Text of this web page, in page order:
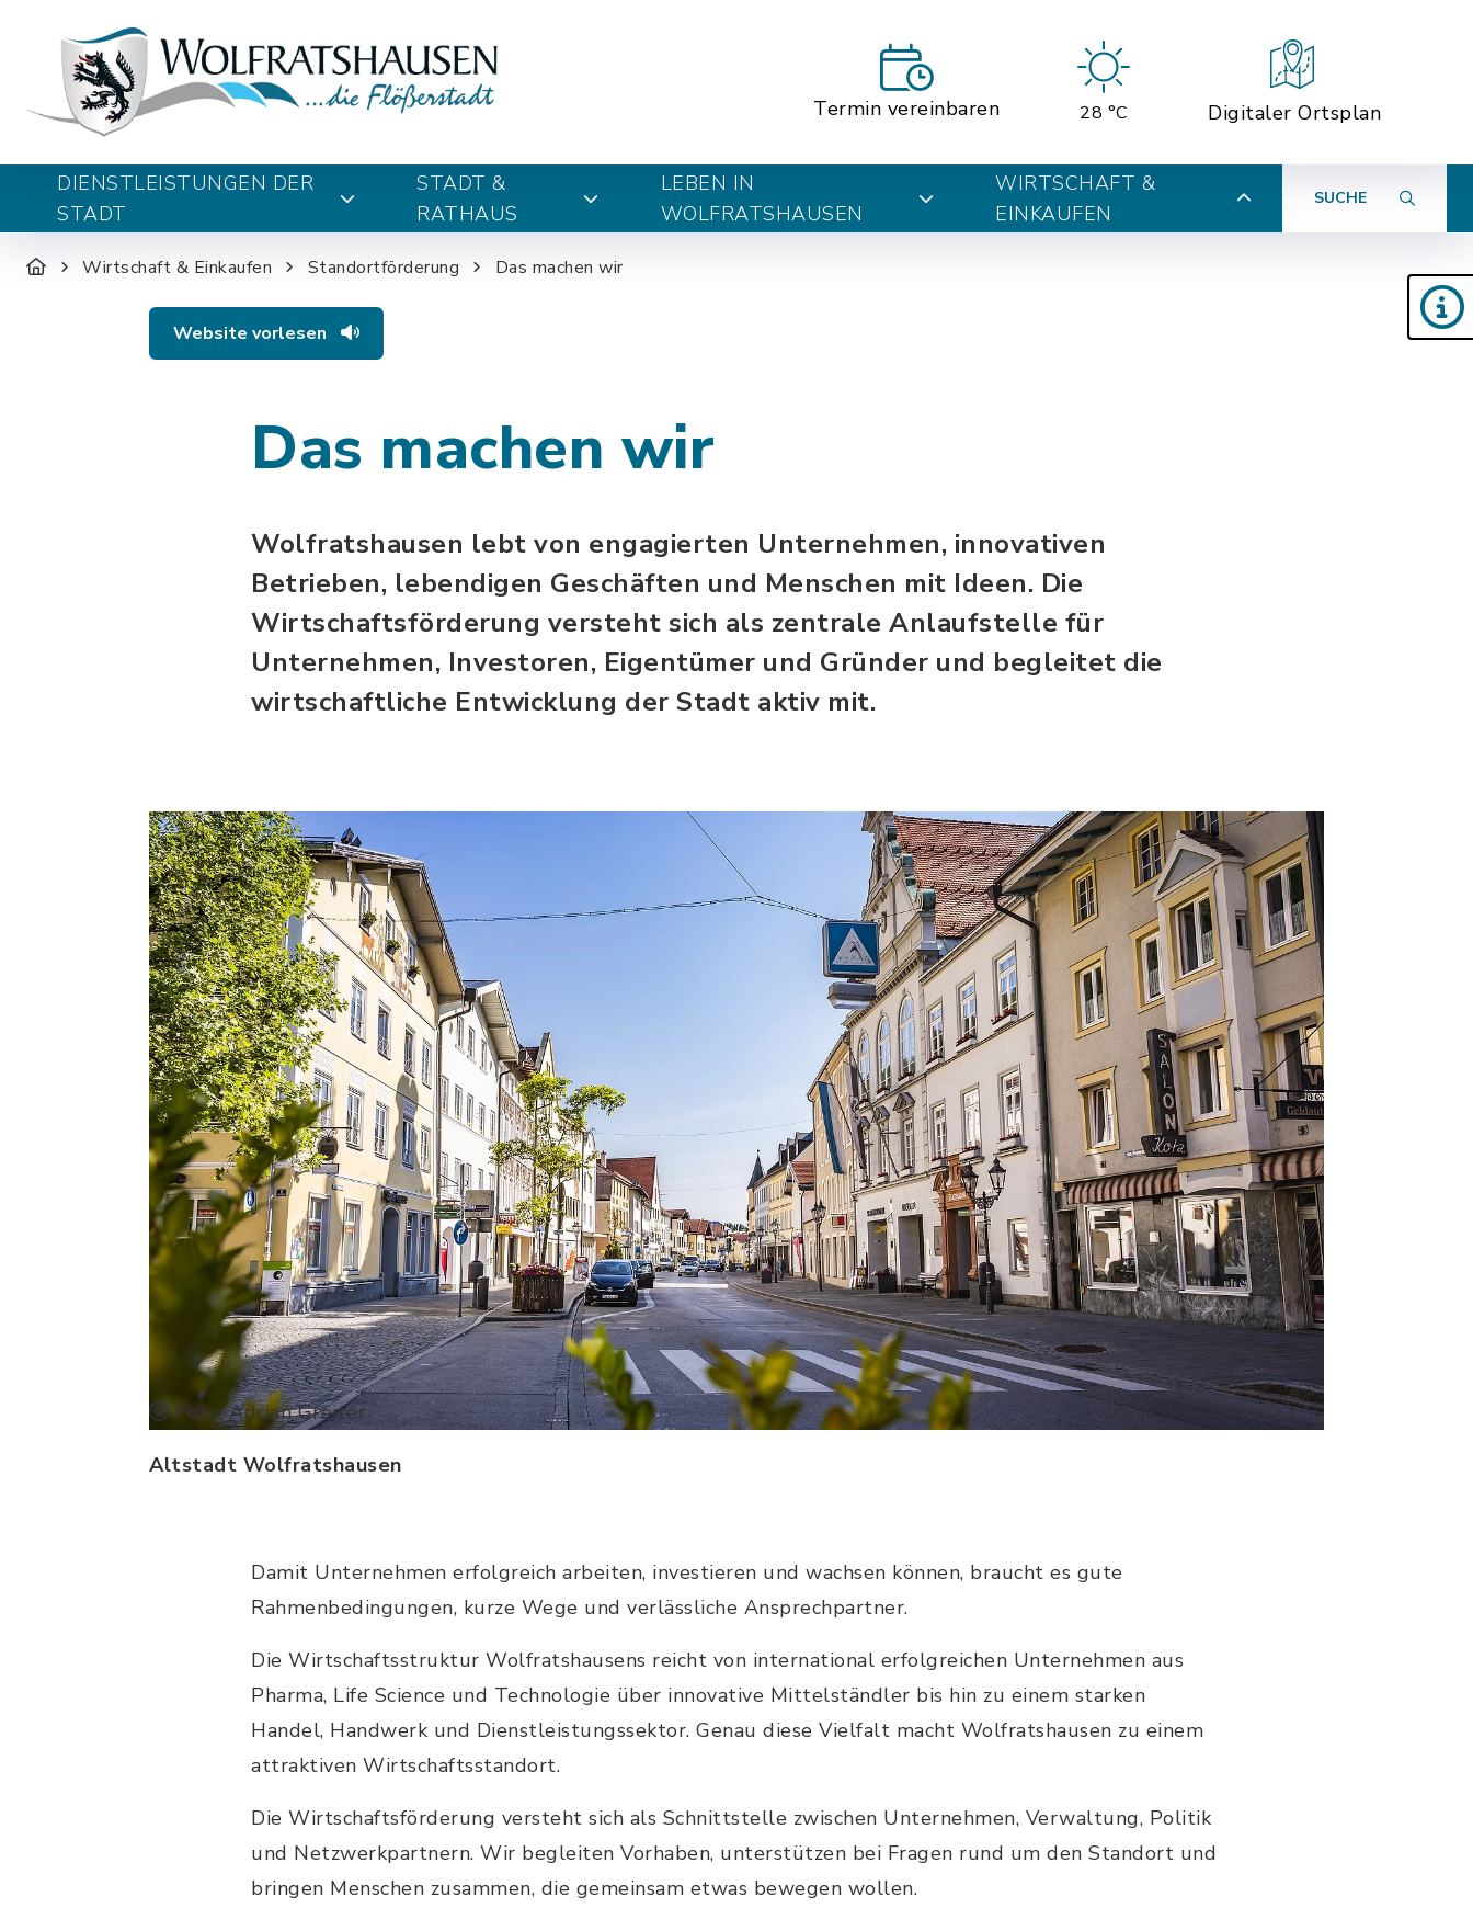
Termin vereinbaren 28 °C Digitaler Ortsplan
DIENSTLEISTUNGEN DER
STADT
STADT &
RATHAUS
LEBEN IN
WOLFRATSHAUSEN
WIRTSCHAFT &
EINKAUFEN
SUCHE
Wirtschaft & Einkaufen Standortförderung Das machen wir
Website vorlesen
Das machen wir
Wolfratshausen lebt von engagierten Unternehmen, innovativen
Betrieben, lebendigen Geschäften und Menschen mit Ideen. Die
Wirtschaftsförderung versteht sich als zentrale Anlaufstelle für
Unternehmen, Investoren, Eigentümer und Gründer und begleitet die
wirtschaftliche Entwicklung der Stadt aktiv mit.
Foto: Adrian Greiter
Altstadt Wolfratshausen
Damit Unternehmen erfolgreich arbeiten, investieren und wachsen können, braucht es gute
Rahmenbedingungen, kurze Wege und verlässliche Ansprechpartner.
Die Wirtschaftsstruktur Wolfratshausens reicht von international erfolgreichen Unternehmen aus
Pharma, Life Science und Technologie über innovative Mittelständler bis hin zu einem starken
Handel, Handwerk und Dienstleistungssektor. Genau diese Vielfalt macht Wolfratshausen zu einem
attraktiven Wirtschaftsstandort.
Die Wirtschaftsförderung versteht sich als Schnittstelle zwischen Unternehmen, Verwaltung, Politik
und Netzwerkpartnern. Wir begleiten Vorhaben, unterstützen bei Fragen rund um den Standort und
bringen Menschen zusammen, die gemeinsam etwas bewegen wollen.